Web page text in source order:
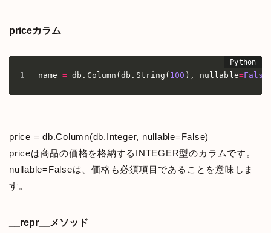
priceカラム
name = db . Column (db . String ( 100 ) , nullable=False
price = db.Column(db.Integer, nullable=False)
priceは商品の価格を格納するINTEGER型のカラムです。
nullable=Falseは、価格も必須項目であることを意味しま
す。
__repr__メソッド